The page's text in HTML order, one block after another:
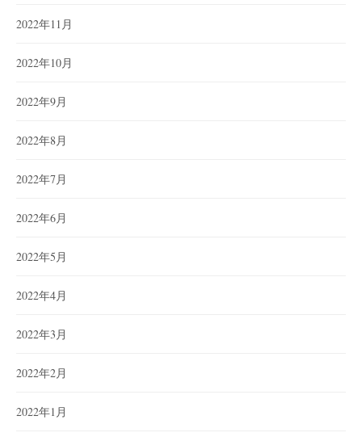
2022年11月
2022年10月
2022年9月
2022年8月
2022年7月
2022年6月
2022年5月
2022年4月
2022年3月
2022年2月
2022年1月